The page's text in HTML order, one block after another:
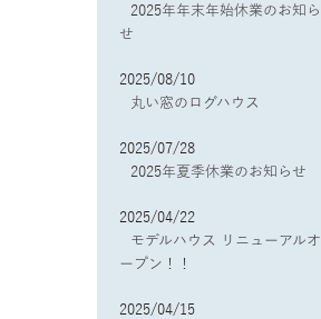
2025年年末年始休業のお知ら
せ
2025/08/10
丸い窓のログハウス
2025/07/28
2025年夏季休業のお知らせ
2025/04/22
モデルハウス リニューアルオ
ープン！！
2025/04/15